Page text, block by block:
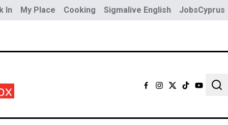
In My Place Cooking Sigmalive English JobsCyprus